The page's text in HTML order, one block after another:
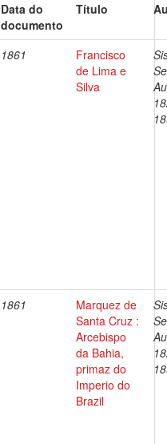
Data do
documento
Título
1861
Francisco
de Lima e
Silva
1861
Marquez de
Santa Cruz :
Arcebispo
da Bahia,
primaz do
Imperio do
Brazil